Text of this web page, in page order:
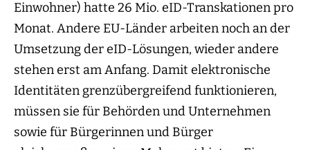
Einwohner) hatte 26 Mio. eID-Transkationen pro
Monat. Andere EU-Länder arbeiten noch an der
Umsetzung der eID-Lösungen, wieder andere
stehen erst am Anfang. Damit elektronische
Identitäten grenzübergreifend funktionieren,
müssen sie für Behörden und Unternehmen
sowie für Bürgerinnen und Bürger